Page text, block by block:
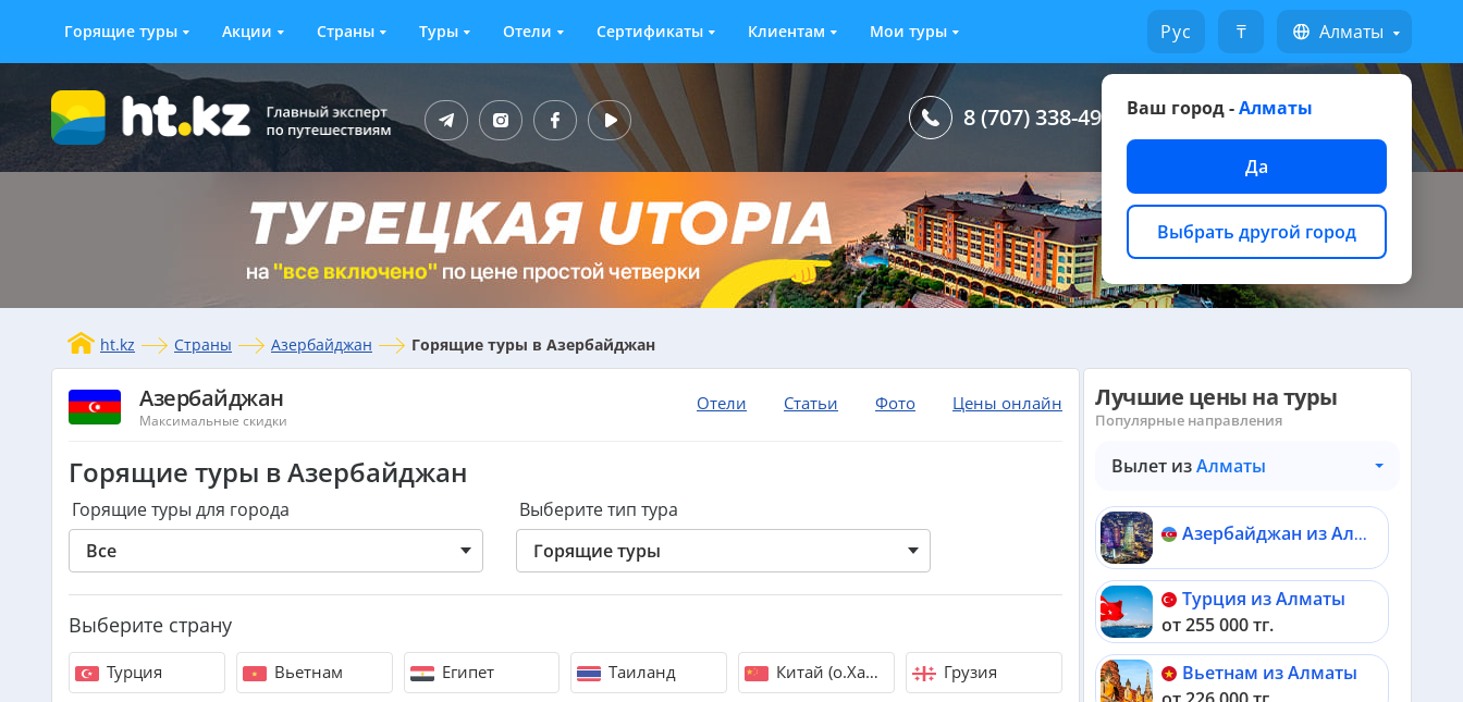
Горящие туры Акции Страны Туры Отели Сертификаты Клиентам Мои туры Русский ₸ Алматы
Ваш город -Алматы
Да
Выбрать другой город
8 (707) 338-49-49 Написать на WhatsApp
ht.kz Страны Азербайджан Горящие туры в Азербайджан
Отели Статьи Фото Цены онлайн
Азербайджан
Максимальные скидки
Горящие туры в Азербайджан
Горящие туры для города
Все
Выберите тип тура
Горящие туры
Выберите страну
Турция Вьетнам Египет Таиланд Китай (о.Хайнань) Грузия
Лучшие цены на туры
Популярные направления
Вылет изАлматы
Азербайджан из Алматы
Турция из Алматы
от 255 000 тг.
Вьетнам из Алматы